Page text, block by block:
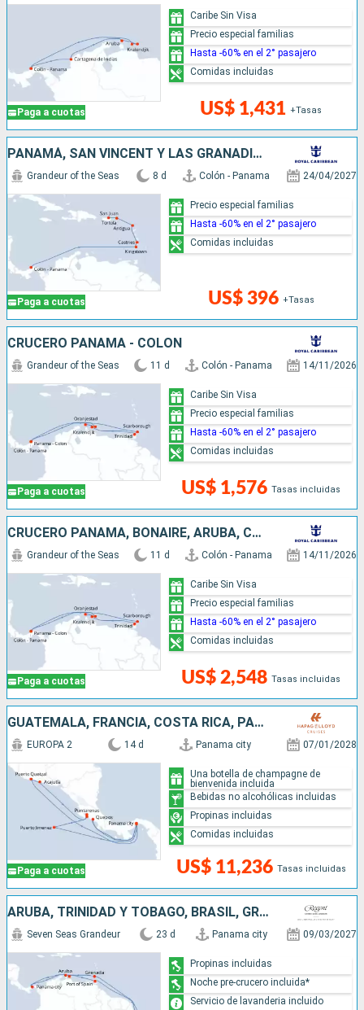
Paga a cuotas US$ 1,431 +Tasas
Caribe Sin Visa
Precio especial familias
Hasta -60% en el 2° pasajero
Comidas incluidas
PANAMÁ, SAN VINCENT Y LAS GRANADINAS, SANTA LUCIA, ANTIGUA Y BARBUDA, PUERTO RICO
Paga a cuotas
Grandeur of the Seas 8 d Colón - Panama 24/04/2027
US$ 396 +Tasas
Precio especial familias
Hasta -60% en el 2° pasajero
Comidas incluidas
CRUCERO PANAMA - COLON
Paga a cuotas
Grandeur of the Seas 11 d Colón - Panama 14/11/2026
US$ 1,576 Tasas incluidas
Caribe Sin Visa
Precio especial familias
Hasta -60% en el 2° pasajero
Comidas incluidas
CRUCERO PANAMA, BONAIRE, ARUBA, CURAÇAO
Paga a cuotas
Grandeur of the Seas 11 d Colón - Panama 14/11/2026
US$ 2,548 Tasas incluidas
Caribe Sin Visa
Precio especial familias
Hasta -60% en el 2° pasajero
Comidas incluidas
GUATEMALA, FRANCIA, COSTA RICA, PANAMÁ
Paga a cuotas
EUROPA 2 14 d Panama city 07/01/2028
US$ 11,236 Tasas incluidas
Una botella de champagne de
bienvenida incluida
Bebidas no alcohólicas incluidas
Propinas incluidas
Comidas incluidas
ARUBA, TRINIDAD Y TOBAGO, BRASIL, GRENADA, PANAMÁ
Seven Seas Grandeur 23 d Panama city 09/03/2027
Propinas incluidas
Noche pre-crucero incluida*
Servicio de lavanderia incluido